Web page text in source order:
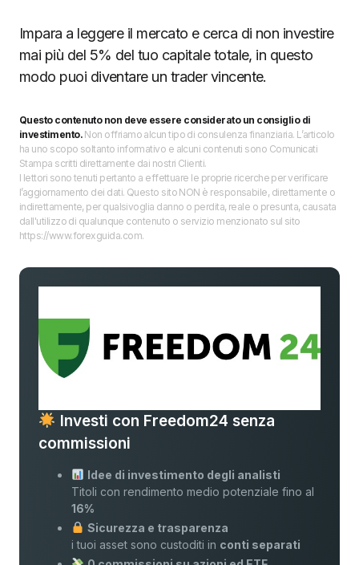
Impara a leggere il mercato e cerca di non investire
mai più del 5% del tuo capitale totale, in questo
modo puoi diventare un trader vincente.
Questo contenuto non deve essere considerato un consiglio di
investimento.Non offriamo alcun tipo di consulenza finanziaria. L’articolo
ha uno scopo soltanto informativo e alcuni contenuti sono Comunicati
Stampa scritti direttamente dai nostri Clienti.
I lettori sono tenuti pertanto a effettuare le proprie ricerche per verificare
l’aggiornamento dei dati. Questo sito NON è responsabile, direttamente o
indirettamente, per qualsivoglia danno o perdita, reale o presunta, causata
dall'utilizzo di qualunque contenuto o servizio menzionato sul sito
https://www.forexguida.com.
Investi con Freedom24 senza
commissioni
Idee di investimento degli analisti
Titoli con rendimento medio potenziale fino al
16%
Sicurezza e trasparenza
i tuoi asset sono custoditi in conti separati